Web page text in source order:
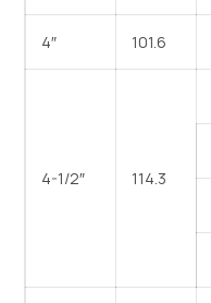
4″ 101.6
4-1/2″ 114.3